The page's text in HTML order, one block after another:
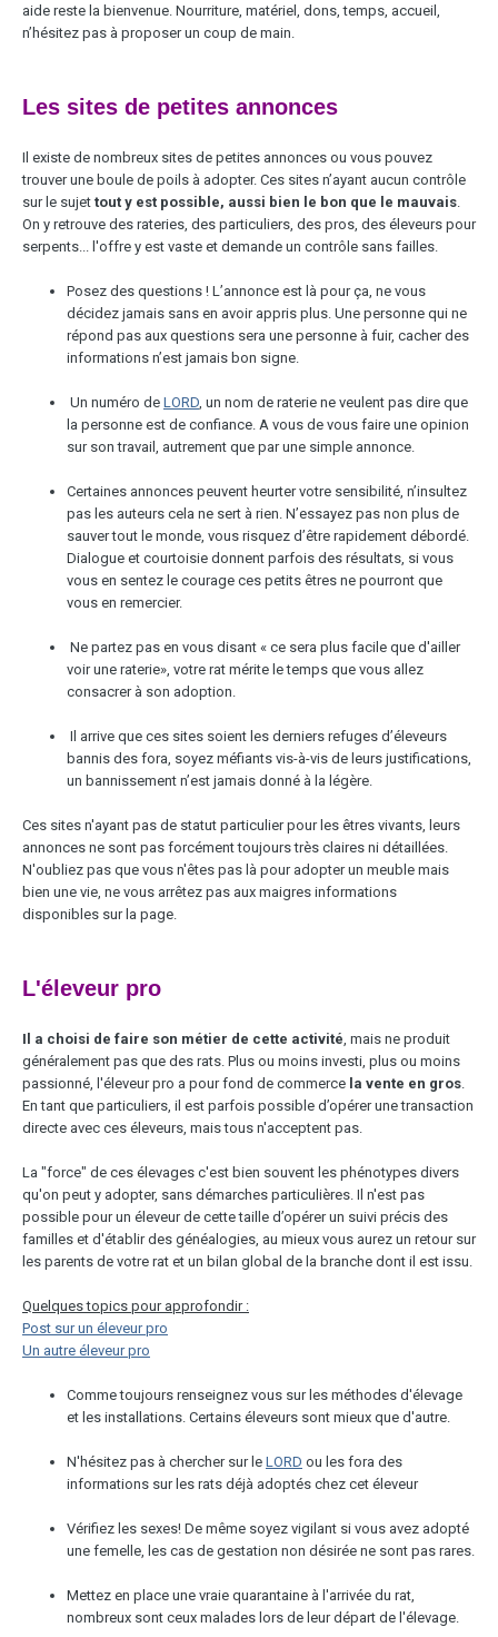
aide reste la bienvenue. Nourriture, matériel, dons, temps, accueil,
n’hésitez pas à proposer un coup de main.
Les sites de petites annonces
Il existe de nombreux sites de petites annonces ou vous pouvez
trouver une boule de poils à adopter. Ces sites n’ayant aucun contrôle
sur le sujet tout y est possible, aussi bien le bon que le mauvais
On y retrouve des rateries, des particuliers, des pros, des éleveurs pour
serpents... l'offre y est vaste et demande un contrôle sans failles.
Posez des questions ! L’annonce est là pour ça, ne vous
décidez jamais sans en avoir appris plus. Une personne qui ne
répond pas aux questions sera une personne à fuir, cacher des
informations n’est jamais bon signe.
Un numéro de LORD , un nom de raterie ne veulent pas dire que
la personne est de confiance. A vous de vous faire une opinion
sur son travail, autrement que par une simple annonce.
Certaines annonces peuvent heurter votre sensibilité, n’insultez
pas les auteurs cela ne sert à rien. N’essayez pas non plus de
sauver tout le monde, vous risquez d’être rapidement débordé.
Dialogue et courtoisie donnent parfois des résultats, si vous
vous en sentez le courage ces petits êtres ne pourront que
vous en remercier.
Ne partez pas en vous disant « ce sera plus facile que d'ailler
voir une raterie», votre rat mérite le temps que vous allez
consacrer à son adoption.
Il arrive que ces sites soient les derniers refuges d’éleveurs
bannis des fora, soyez méfiants vis-à-vis de leurs justifications,
un bannissement n’est jamais donné à la légère.
Ces sites n'ayant pas de statut particulier pour les êtres vivants, leurs
annonces ne sont pas forcément toujours très claires ni détaillées.
N'oubliez pas que vous n'êtes pas là pour adopter un meuble mais
bien une vie, ne vous arrêtez pas aux maigres informations
disponibles sur la page.
L'éleveur pro
Il a choisi de faire son métier de cette activité , mais ne produit
généralement pas que des rats. Plus ou moins investi, plus ou moins
passionné, l'éleveur pro a pour fond de commerce la vente en gros
En tant que particuliers, il est parfois possible d’opérer une transaction
directe avec ces éleveurs, mais tous n'acceptent pas.
La "force" de ces élevages c'est bien souvent les phénotypes divers
qu'on peut y adopter, sans démarches particulières. Il n'est pas
possible pour un éleveur de cette taille d’opérer un suivi précis des
familles et d'établir des généalogies, au mieux vous aurez un retour sur
les parents de votre rat et un bilan global de la branche dont il est issu.
Quelques topics pour approfondir :
Post sur un éleveur pro
Un autre éleveur pro
Comme toujours renseignez vous sur les méthodes d'élevage
et les installations. Certains éleveurs sont mieux que d'autre.
N'hésitez pas à chercher sur le LORD ou les fora des
informations sur les rats déjà adoptés chez cet éleveur
Vérifiez les sexes! De même soyez vigilant si vous avez adopté
une femelle, les cas de gestation non désirée ne sont pas rares.
Mettez en place une vraie quarantaine à l'arrivée du rat,
nombreux sont ceux malades lors de leur départ de l'élevage.